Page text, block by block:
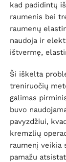
kad padidintų
raumenis bei
raumenų
naudoja ir
ištvermę,
Ši iškelta
treniruočių
galimas
buvo
pavyzdžiui,
kremzlių
raumenį veikia
pamažu